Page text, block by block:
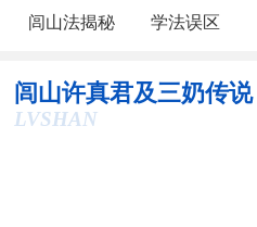
闾山法揭秘 学法误区
闾山许真君及三奶传说
LVSHAN